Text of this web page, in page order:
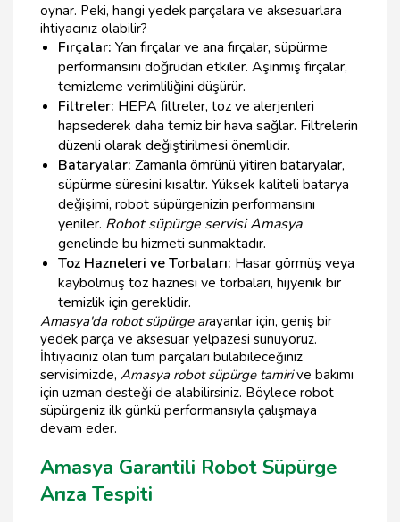
oynar. Peki, hangi yedek parçalara ve aksesuarlara
ihtiyacınız olabilir?
Fırçalar: Yan fırçalar ve ana fırçalar, süpürme
performansını doğrudan etkiler. Aşınmış fırçalar,
temizleme verimliliğini düşürür.
Filtreler: HEPA filtreler, toz ve alerjenleri
hapsederek daha temiz bir hava sağlar. Filtrelerin
düzenli olarak değiştirilmesi önemlidir.
Bataryalar: Zamanla ömrünü yitiren bataryalar,
süpürme süresini kısaltır. Yüksek kaliteli batarya
değişimi, robot süpürgenizin performansını
yeniler. Robot süpürge servisi Amasya
genelinde bu hizmeti sunmaktadır.
Toz Hazneleri ve Torbaları: Hasar görmüş veya
kaybolmuş toz haznesi ve torbaları, hijyenik bir
temizlik için gereklidir.
Amasya'da robot süpürge arayanlar için, geniş bir
yedek parça ve aksesuar yelpazesi sunuyoruz.
İhtiyacınız olan tüm parçaları bulabileceğiniz
servisimizde, Amasya robot süpürge tamirive bakımı
için uzman desteği de alabilirsiniz. Böylece robot
süpürgeniz ilk günkü performansıyla çalışmaya
devam eder.
Amasya Garantili Robot Süpürge
Arıza Tespiti